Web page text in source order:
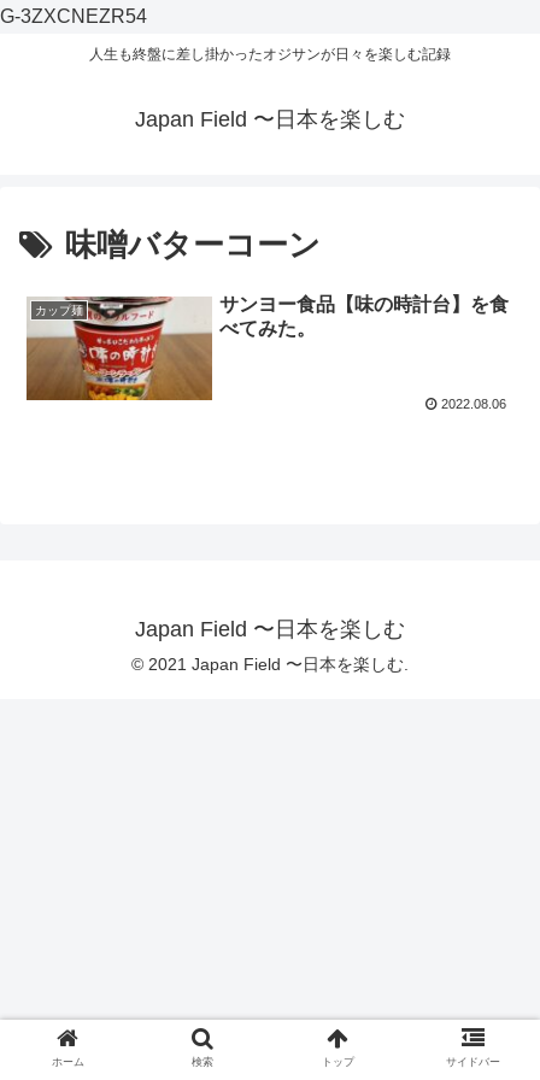
G-3ZXCNEZR54
人生も終盤に差し掛かったオジサンが日々を楽しむ記録
Japan Field 〜日本を楽しむ
味噌バターコーン
カップ麺
サンヨー食品【味の時計台】を食
べてみた。
2022.08.06
Japan Field 〜日本を楽しむ
© 2021 Japan Field 〜日本を楽しむ.
ホーム 検索 トップ サイドバー